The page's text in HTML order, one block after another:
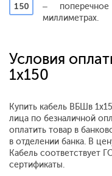
150
–
миллиметрах.
Условия
1х150
Купить кабель ВБШв
лица по безналичной
оплатить товар в
в отделении банка. В
Кабель соответствует
сертификаты.